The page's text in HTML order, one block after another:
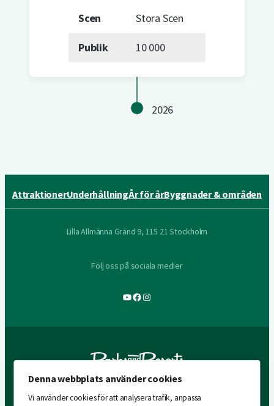
Scen Stora Scen
Publik 10 000
2026
AttraktionerUnderhållningÅr för årByggnader & områden
Lilla Allmänna Gränd 9, 115 21 Stockholm
Följ oss på sociala medier
YouTube
Facebook
Instagram
Denna webbplats använder cookies
Vi använder cookies för att analysera trafik, anpassa